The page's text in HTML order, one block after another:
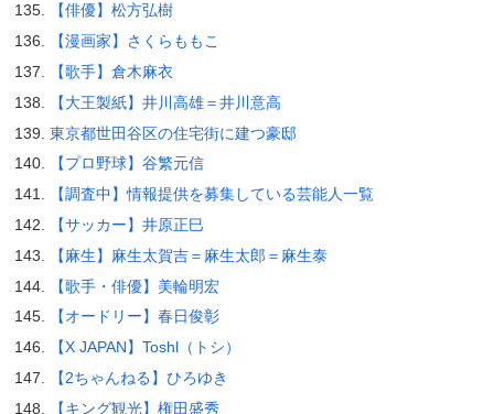
【俳優】松方弘樹
【漫画家】さくらももこ
【歌手】倉木麻衣
【大王製紙】井川高雄＝井川意高
東京都世田谷区の住宅街に建つ豪邸
【プロ野球】谷繁元信
【調査中】情報提供を募集している芸能人一覧
【サッカー】井原正巳
【麻生】麻生太賀吉＝麻生太郎＝麻生泰
【歌手・俳優】美輪明宏
【オードリー】春日俊彰
【X JAPAN】Toshl（トシ）
【2ちゃんねる】ひろゆき
【キング観光】権田盛秀